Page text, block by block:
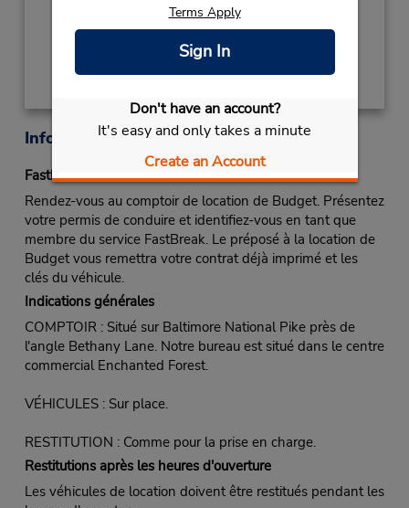
Terms Apply
Sign In
Don't have an account?
It's easy and only takes a minute
Create an Account
Obtenir un itinéraire
Informations sur la succursale
Fastbreak Service
Rendez-vous au comptoir de location de Budget. Présentez
votre permis de conduire et identifiez-vous en tant que
membre du service FastBreak. Le préposé à la location de
Budget vous remettra votre contrat déjà imprimé et les
clés du véhicule.
Indications générales
COMPTOIR : Situé sur Baltimore National Pike près de
l'angle Bethany Lane. Notre bureau est situé dans le centre
commercial Enchanted Forest.
VÉHICULES : Sur place.
RESTITUTION : Comme pour la prise en charge.
Restitutions après les heures d'ouverture
Les véhicules de location doivent être restitués pendant les